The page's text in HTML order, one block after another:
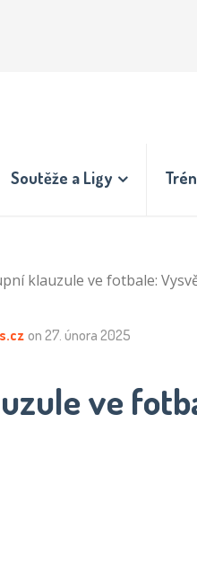
Soutěže a Ligy
klauzule ve fotbale:
on 27. února 2025
ve